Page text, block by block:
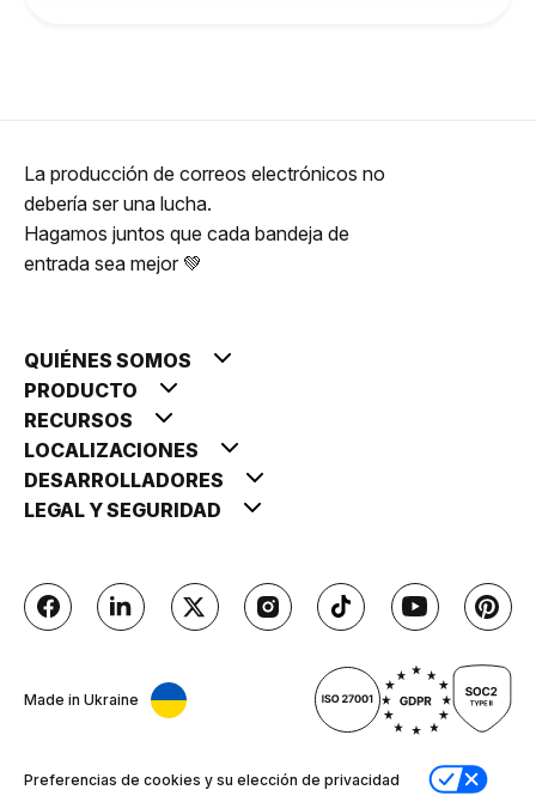
La producción de correos electrónicos no
debería ser una lucha.
Hagamos juntos que cada bandeja de
entrada sea mejor 💚
QUIÉNES SOMOS
PRODUCTO
RECURSOS
LOCALIZACIONES
DESARROLLADORES
LEGAL Y SEGURIDAD
Made in Ukraine
Preferencias de cookies y su elección de privacidad